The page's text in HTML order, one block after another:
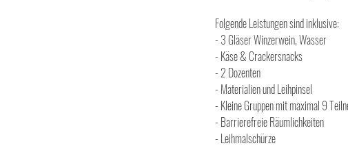
Folgende Leistungen sind inklusive:
- 3 Gläser Winzerwein, Wasser
- Käse & Crackersnacks
- 2 Dozenten
- Materialien und Leihpinsel
- Kleine Gruppen mit maximal 9
- Barrierefreie Räumlichkeiten
- Leihmalschürze